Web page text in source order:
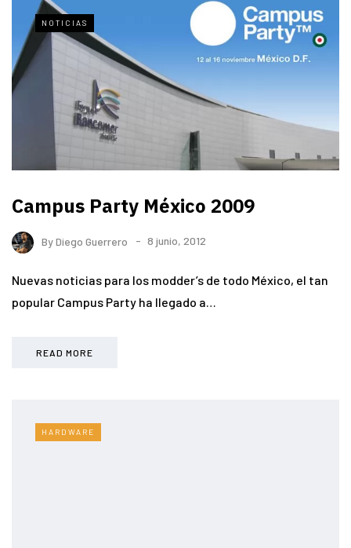
NOTICIAS
Campus Party México 2009
ByDiego Guerrero 8 junio, 2012
Nuevas noticias para los modder’s de todo México, el tan
popular Campus Party ha llegado a…
READ MORE
HARDWARE